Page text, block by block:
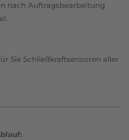
nach Auftragsbearbeitung
Sie Schließkraftsensoren aller